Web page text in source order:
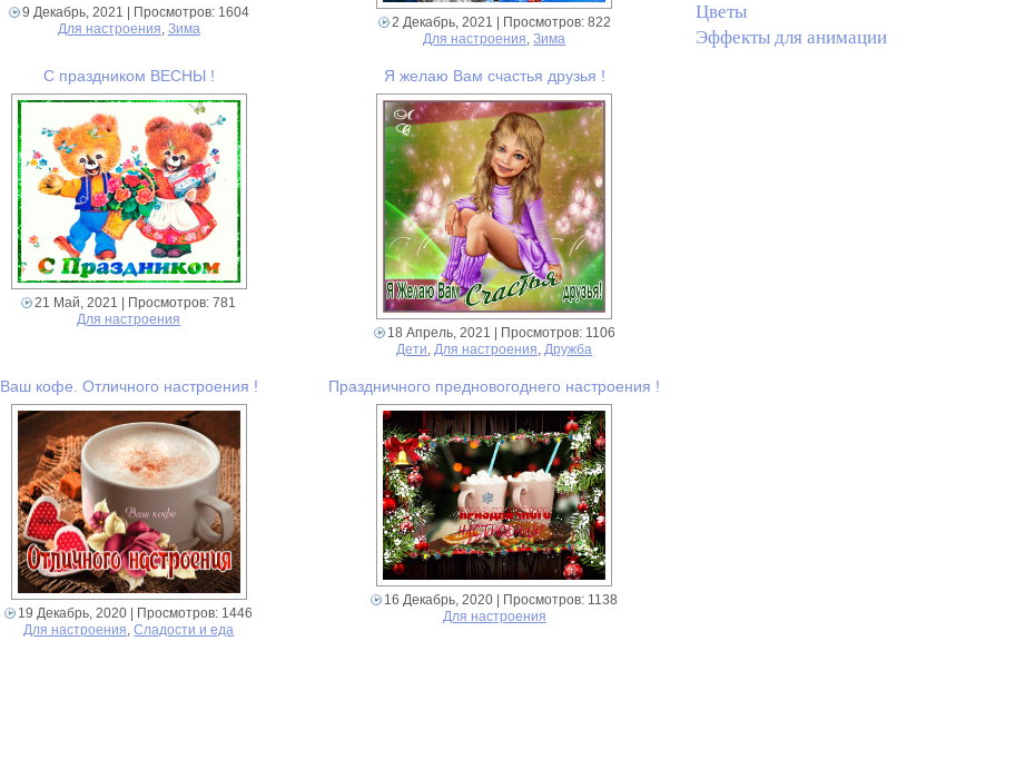
9 Декабрь, 2021 | Просмотров: 1604
Для настроения Зима 2 Декабрь, 2021 | Просмотров: 822
Для настроения,Зима
С праздником ВЕСНЫ !
21 Май, 2021 | Просмотров: 781
Для настроения
Я желаю Вам счастья друзья !
18 Апрель, 2021 | Просмотров: 1106
Дети Для настроения Дружба
Ваш кофе. Отличного настроения !
19 Декабрь, 2020 | Просмотров: 1446
Для настроения,Сладости и еда
Праздничного предновогоднего настроения !
16 Декабрь, 2020 | Просмотров: 1138
Для настроения
Цветы
Эффекты для анимации